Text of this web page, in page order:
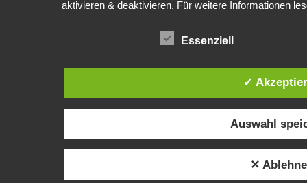
aktivieren & deaktivieren. Für weitere Informationen
Essenziell
✓
Auswahl
✕